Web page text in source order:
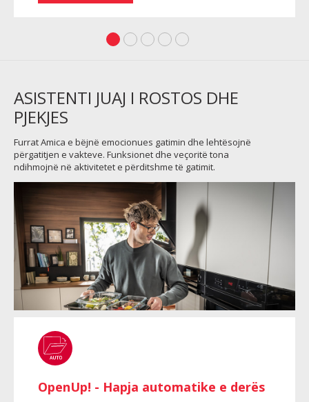
ASISTENTI JUAJ I ROSTOS DHE
PJEKJES
Furrat Amica e bëjnë emocionues gatimin dhe lehtësojnë
përgatitjen e vakteve. Funksionet dhe veçoritë tona
ndihmojnë në aktivitetet e përditshme të gatimit.
OpenUp! - Hapja automatike e derës